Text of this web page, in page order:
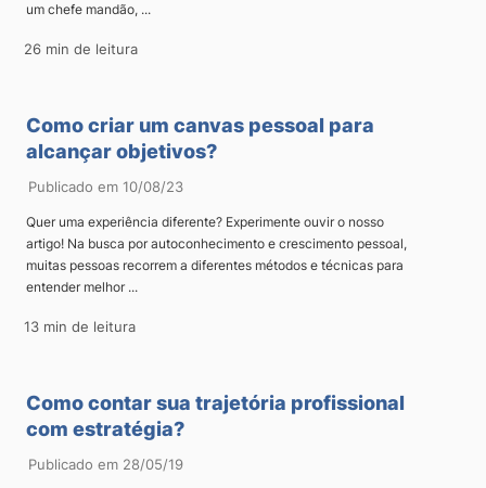
um chefe mandão, ...
26 min de leitura
Como criar um canvas pessoal para
alcançar objetivos?
Publicado em 10/08/23
Quer uma experiência diferente? Experimente ouvir o nosso
artigo! Na busca por autoconhecimento e crescimento pessoal,
muitas pessoas recorrem a diferentes métodos e técnicas para
entender melhor ...
13 min de leitura
Como contar sua trajetória profissional
com estratégia?
Publicado em 28/05/19